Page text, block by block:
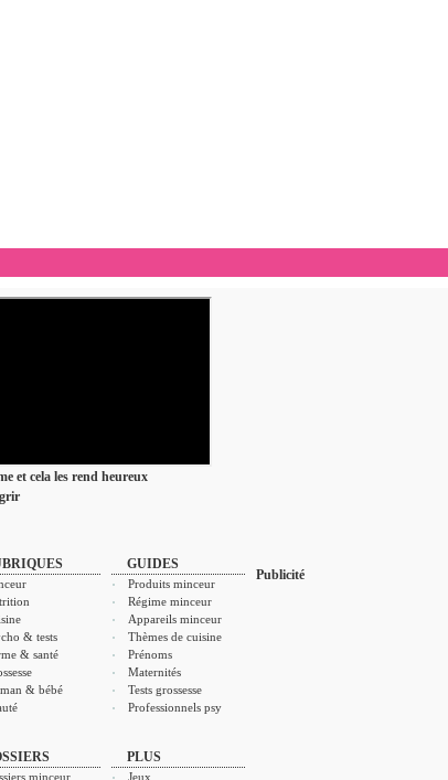
et cela les rend heureux
& tests
& santé
& bébé
minceur
GUIDES
Produits minceur
Régime minceur
Appareils minceur
Thèmes de cuisine
Prénoms
Maternités
Tests grossesse
Professionnels psy
PLUS
Jeux
Publicité